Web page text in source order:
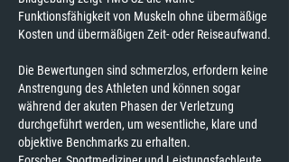
Funktionsfähigkeit von Muskeln ohne übermäßige
Kosten und übermäßigen Zeit- oder Reiseaufwand.
Die Bewertungen sind schmerzlos, erfordern keine
Anstrengung des Athleten und können sogar
während der akuten Phasen der Verletzung
durchgeführt werden, um wesentliche, klare und
objektive Benchmarks zu erhalten.